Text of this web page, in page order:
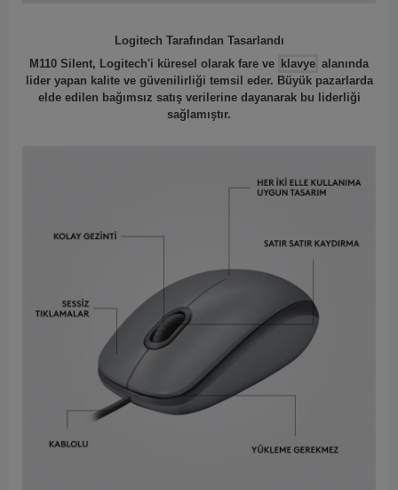
Logitech Tarafından Tasarlandı
M110 Silent, Logitech'i küresel olarak fare ve klavye alanında
lider yapan kalite ve güvenilirliği temsil eder. Büyük pazarlarda
elde edilen bağımsız satış verilerine dayanarak bu liderliği
sağlamıştır.